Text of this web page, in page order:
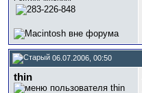
06.07.2006, 00:50
thin